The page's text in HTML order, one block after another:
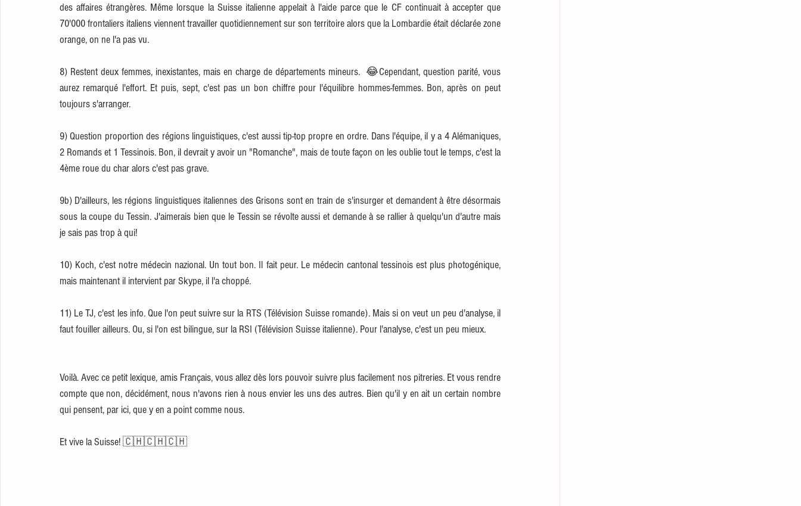
des affaires étrangères. Même lorsque la Suisse italienne appelait à l'aide parce que le CF continuait à accepter que
70'000 frontaliers italiens viennent travailler quotidiennement sur son territoire alors que la Lombardie était déclarée zone
orange, on ne l'a pas vu.
8) Restent deux femmes, inexistantes, mais en charge de départements mineurs.  😂Cependant, question parité, vous
aurez remarqué l'effort. Et puis, sept, c'est pas un bon chiffre pour l'équilibre hommes-femmes. Bon, après on peut
toujours s'arranger.
9) Question proportion des régions linguistiques, c'est aussi tip-top propre en ordre. Dans l'équipe, il y a 4 Alémaniques,
2 Romands et 1 Tessinois. Bon, il devrait y avoir un "Romanche", mais de toute façon on les oublie tout le temps, c'est la
4ème roue du char alors c'est pas grave.
9b) D'ailleurs, les régions linguistiques italiennes des Grisons sont en train de s'insurger et demandent à être désormais
sous la coupe du Tessin. J'aimerais bien que le Tessin se révolte aussi et demande à se rallier à quelqu'un d'autre mais
je sais pas trop à qui!
10) Koch, c'est notre médecin nazional. Un tout bon. Il fait peur. Le médecin cantonal tessinois est plus photogénique,
mais maintenant il intervient par Skype, il l'a choppé.
11) Le TJ, c'est les info. Que l'on peut suivre sur la RTS (Télévision Suisse romande). Mais si on veut un peu d'analyse, il
faut fouiller ailleurs. Ou, si l'on est bilingue, sur la RSI (Télévision Suisse italienne). Pour l'analyse, c'est un peu mieux.
Voilà. Avec ce petit lexique, amis Français, vous allez dès lors pouvoir suivre plus facilement nos pitreries. Et vous rendre
compte que non, décidément, nous n'avons rien à nous envier les uns des autres. Bien qu'il y en ait un certain nombre
qui pensent, par ici, que y en a point comme nous.
Et vive la Suisse! 🇨🇭🇨🇭🇨🇭